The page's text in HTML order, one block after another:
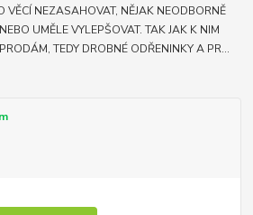
VĚCÍ NEZASAHOVAT, NĚJAK NEODBORNĚ
UMĚLE VYLEPŠOVAT. TAK JAK K NIM
TEDY DROBNÉ ODŘENINKY A PR...